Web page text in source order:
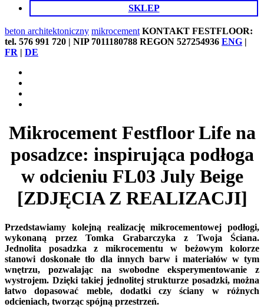
SKLEP
beton architektoniczny mikrocement KONTAKT FESTFLOOR:
tel. 576 991 720 | NIP 7011180788 REGON 527254936 ENG |
FR | DE
Mikrocement Festfloor Life na
posadzce: inspirująca podłoga
w odcieniu FL03 July Beige
[ZDJĘCIA Z REALIZACJI]
Przedstawiamy kolejną realizację mikrocementowej podłogi,
wykonaną przez Tomka Grabarczyka z Twoja Ściana.
Jednolita posadzka z mikrocementu w beżowym kolorze
stanowi doskonałe tło dla innych barw i materiałów w tym
wnętrzu, pozwalając na swobodne eksperymentowanie z
wystrojem. Dzięki takiej jednolitej strukturze posadzki, można
łatwo dopasować meble, dodatki czy ściany w różnych
odcieniach, tworząc spójną przestrzeń.